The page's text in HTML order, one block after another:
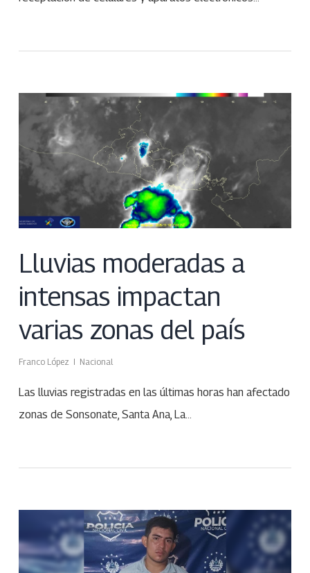
Lluvias moderadas a
intensas impactan
varias zonas del país
Franco López Nacional
Las lluvias registradas en las últimas horas han afectado
zonas de Sonsonate, Santa Ana, La…